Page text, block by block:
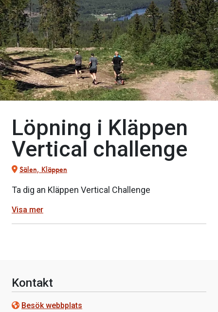
Löpning i Kläppen
Vertical challenge
Sälen, Kläppen
Ta dig an Kläppen Vertical Challenge
Visa mer
Kontakt
Besök webbplats